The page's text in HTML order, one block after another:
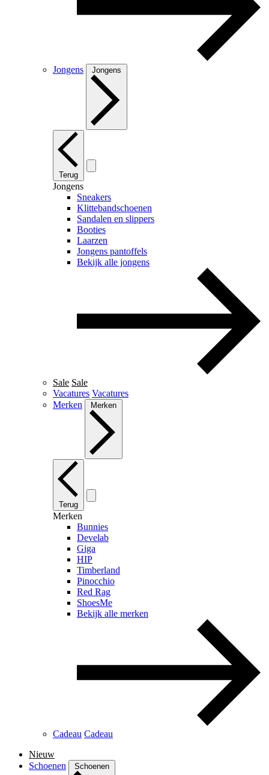
Jongens Jongens
Terug
Jongens
Sneakers
Klittebandschoenen
Sandalen en slippers
Booties
Laarzen
Jongens pantoffels
Bekijk alle jongens
Sale Sale
Vacatures Vacatures
Merken
Merken
Terug
Merken
Bunnies
Develab
Giga
HIP
Timberland
Pinocchio
Red Rag
ShoesMe
Bekijk alle merken
Cadeau Cadeau
Nieuw
Schoenen
Schoenen